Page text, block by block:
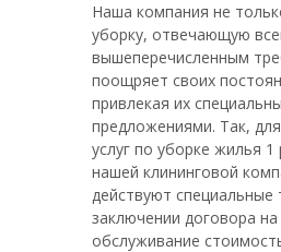
Наша компания не
уборку, отвечающую
вышеперечисленным
поощряет своих
привлекая их
предложениями. Так,
услуг по уборке жилья
нашей клининговой
действуют специальные
заключении договора
обслуживание